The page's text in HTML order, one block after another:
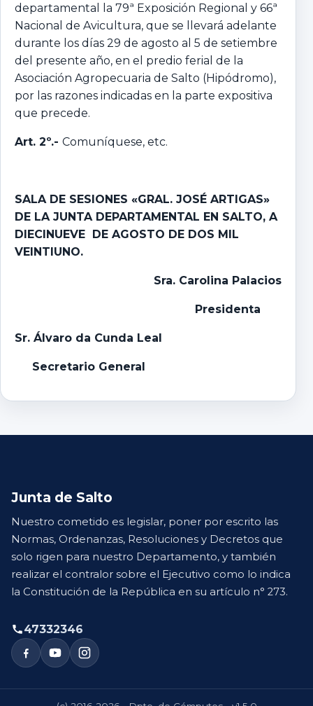
departamental la 79ª Exposición Regional y 66ª
Nacional de Avicultura, que se llevará adelante
durante los días 29 de agosto al 5 de setiembre
del presente año, en el predio ferial de la
Asociación Agropecuaria de Salto (Hipódromo),
por las razones indicadas en la parte expositiva
que precede.
Art. 2º.- Comuníquese, etc.
SALA DE SESIONES «GRAL. JOSÉ ARTIGAS»
DE LA JUNTA DEPARTAMENTAL EN SALTO, A
DIECINUEVE DE AGOSTO DE DOS MIL
VEINTIUNO.
Sra. Carolina Palacios
Presidenta
Sr. Álvaro da Cunda Leal
Secretario General
Junta de Salto
Nuestro cometido es legislar, poner por escrito las
Normas, Ordenanzas, Resoluciones y Decretos que
solo rigen para nuestro Departamento, y también
realizar el contralor sobre el Ejecutivo como lo indica
la Constitución de la República en su artículo n° 273.
47332346